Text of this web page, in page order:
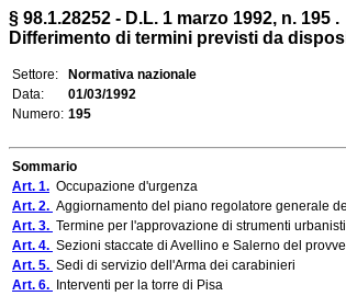
§ 98.1.28252 - D.L. 1 marzo 1992, n. 195 .
Differimento di termini previsti da
Settore:
Normativa nazionale
Data:
01/03/1992
Numero: 195
Sommario
Art. 1. Occupazione d'urgenza
Art. 2. Aggiornamento del piano regolatore generale
Art. 3. Termine per l'approvazione di strumenti
Art. 4. Sezioni staccate di Avellino e Salerno del
Art. 5. Sedi di servizio dell'Arma dei carabinieri
Art. 6.
Interventi per la torre di Pisa